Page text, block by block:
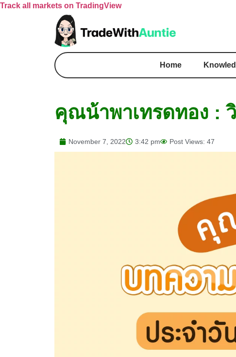
Track all markets on TradingView
Home
คุณน้าพาเทรดทอง :
November 7, 2022 3:42 pm Post Views: 47